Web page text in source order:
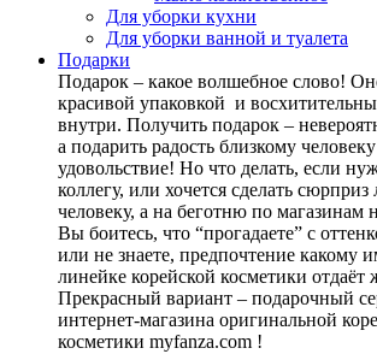
Для уборки кухни
Для уборки ванной и туалета
Подарки
Подарок – какое волшебное слово!
красивой упаковкой и
внутри. Получить подарок –
а подарить радость близкому
удовольствие! Но что делать, если
коллегу, или хочется сделать
человеку, а на беготню по магазинам
Вы боитесь, что “прогадаете” с
или не знаете, предпочтение какому
линейке корейской косметики
Прекрасный вариант – подарочный
интернет-магазина оригинальной
косметики myfanza.com !